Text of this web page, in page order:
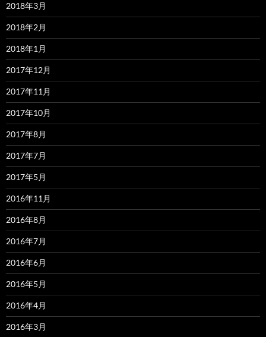
2018年3月
2018年2月
2018年1月
2017年12月
2017年11月
2017年10月
2017年8月
2017年7月
2017年5月
2016年11月
2016年8月
2016年7月
2016年6月
2016年5月
2016年4月
2016年3月